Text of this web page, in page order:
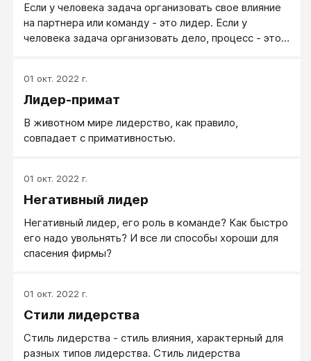
Если у человека задача организовать свое влияние
на партнера или команду - это лидер. Если у
человека задача организовать дело, процесс - это
непонятен: если люди кого-то слушают, а почему -
непонятно, значит тот - лидер. Если же механизм
работает руководитель.
01 окт. 2022 г.
Лидер-примат
В животном мире лидерство, как правило,
совпадает с примативностью.
01 окт. 2022 г.
Негативный лидер
Негативный лидер, его роль в команде? Как быстро
его надо увольнять? И все ли способы хороши для
спасения фирмы?
01 окт. 2022 г.
Стили лидерства
Стиль лидерства - стиль влияния, характерный для
разных типов лидерства. Стиль лидерства